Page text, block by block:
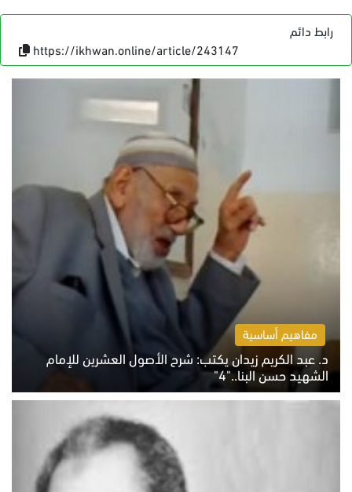
رابط دائم
https://ikhwan.online/article/243147
مفاهيم أساسية
د. عبد الكريم زيدان يكتب: شرح الأصول العشرين للإمام
الشهيد حسن البنا.."4"
الخميس 6 أغسطس 2026 10:27 ص